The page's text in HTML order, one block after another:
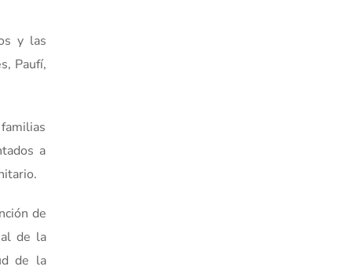
y las
Paufí,
a
de
de la
de la